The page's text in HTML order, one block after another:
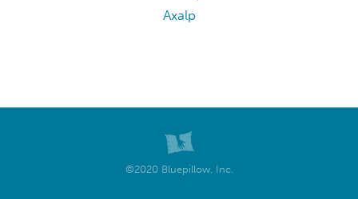
Axalp
©2020 Bluepillow, Inc.